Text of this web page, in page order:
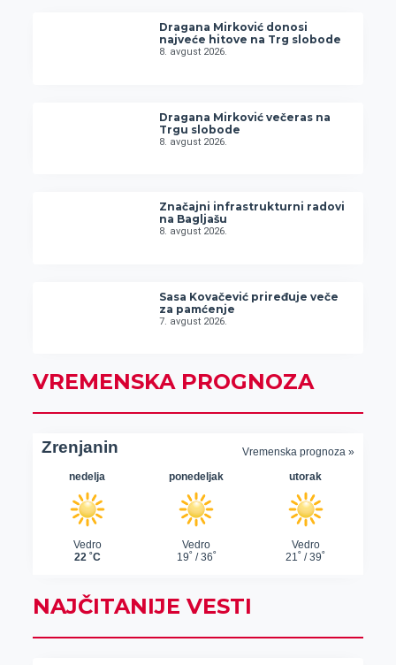
Dragana Mirković donosi
najveće hitove na Trg slobode
8. avgust 2026.
Dragana Mirković večeras na
Trgu slobode
8. avgust 2026.
Značajni infrastrukturni radovi
na Bagljašu
8. avgust 2026.
Sasa Kovačević priređuje veče
za pamćenje
7. avgust 2026.
VREMENSKA PROGNOZA
NAJČITANIJE VESTI